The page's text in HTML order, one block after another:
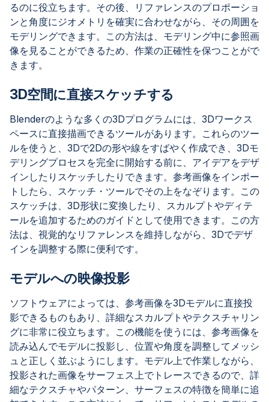
るのに役立ちます。その後、リファレンスのプロポーショ
ンと角度にジオメトリを確実に合わせながら、その周囲を
モデリングできます。この方法は、モデリング中に参照画
像を見ることができるため、作業の正確性を保つことがで
きます。
3D空間に直接スケッチする
Blenderのような多くの3Dプログラムには、3Dワークス
ペースに直接描画できるツールがあります。これらのツー
ルを使うと、3Dで2Dの形や線をすばやく作成でき、3Dモ
デリングプロセスを完全に開始する前に、アイデアをデザ
インしたりスケッチしたりできます。参考画像をインポー
トしたら、スケッチ・ツールでその上をなぞります。この
スケッチは、3D形状に変換したり、スカルプトやディテ
ールを追加するためのガイドとして使用できます。この方
法は、視覚的なリファレンスを維持しながら、3Dでデザ
インを調整する際に便利です。
モデルへの映像投影
ソフトウェアによっては、参考画像を3Dモデルに直接投
影できるものもあり、詳細なスカルプトやテクスチャリン
グに非常に役立ちます。この機能を使うには、参考画像を
読み込んでモデルに投影し、位置や角度を調整してメッシ
ュと正しく並ぶようにします。モデル上で作業しながら、
投影された画像をサーフェス上でトレースできるので、詳
細なテクスチャやパターン、サーフェスの特徴を簡単に追